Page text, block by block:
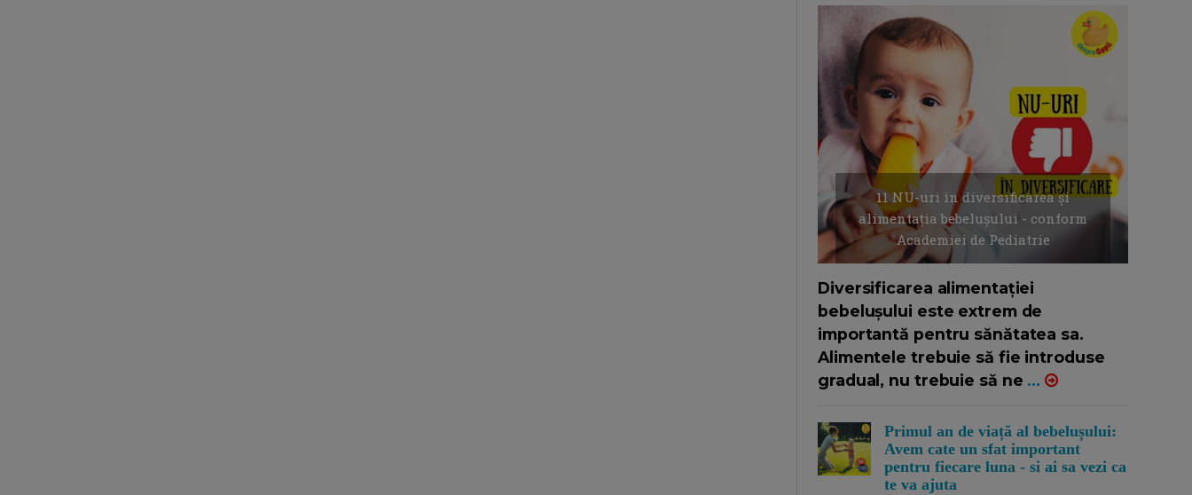
11 NU-uri in diversificarea și
alimentația bebelușului - conform
Academiei de Pediatrie
Diversificarea alimentației
bebelușului este extrem de
importantă pentru sănătatea sa.
Alimentele trebuie să fie introduse
gradual, nu trebuie să ne ...
Primul an de viață al bebelușului:
Avem cate un sfat important
pentru fiecare luna - si ai sa vezi ca
te va ajuta